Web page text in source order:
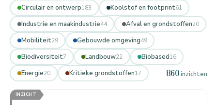
Circulair en ontwerp183 Koolstof en footprint61
Industrie en maakindustrie44 Afval en grondstoffen20
Mobiliteit29 Gebouwde omgeving49
Biodiversiteit7 Landbouw22 Biobased16
Energie20 Kritieke grondstoffen17 860inzichten
INZICHT